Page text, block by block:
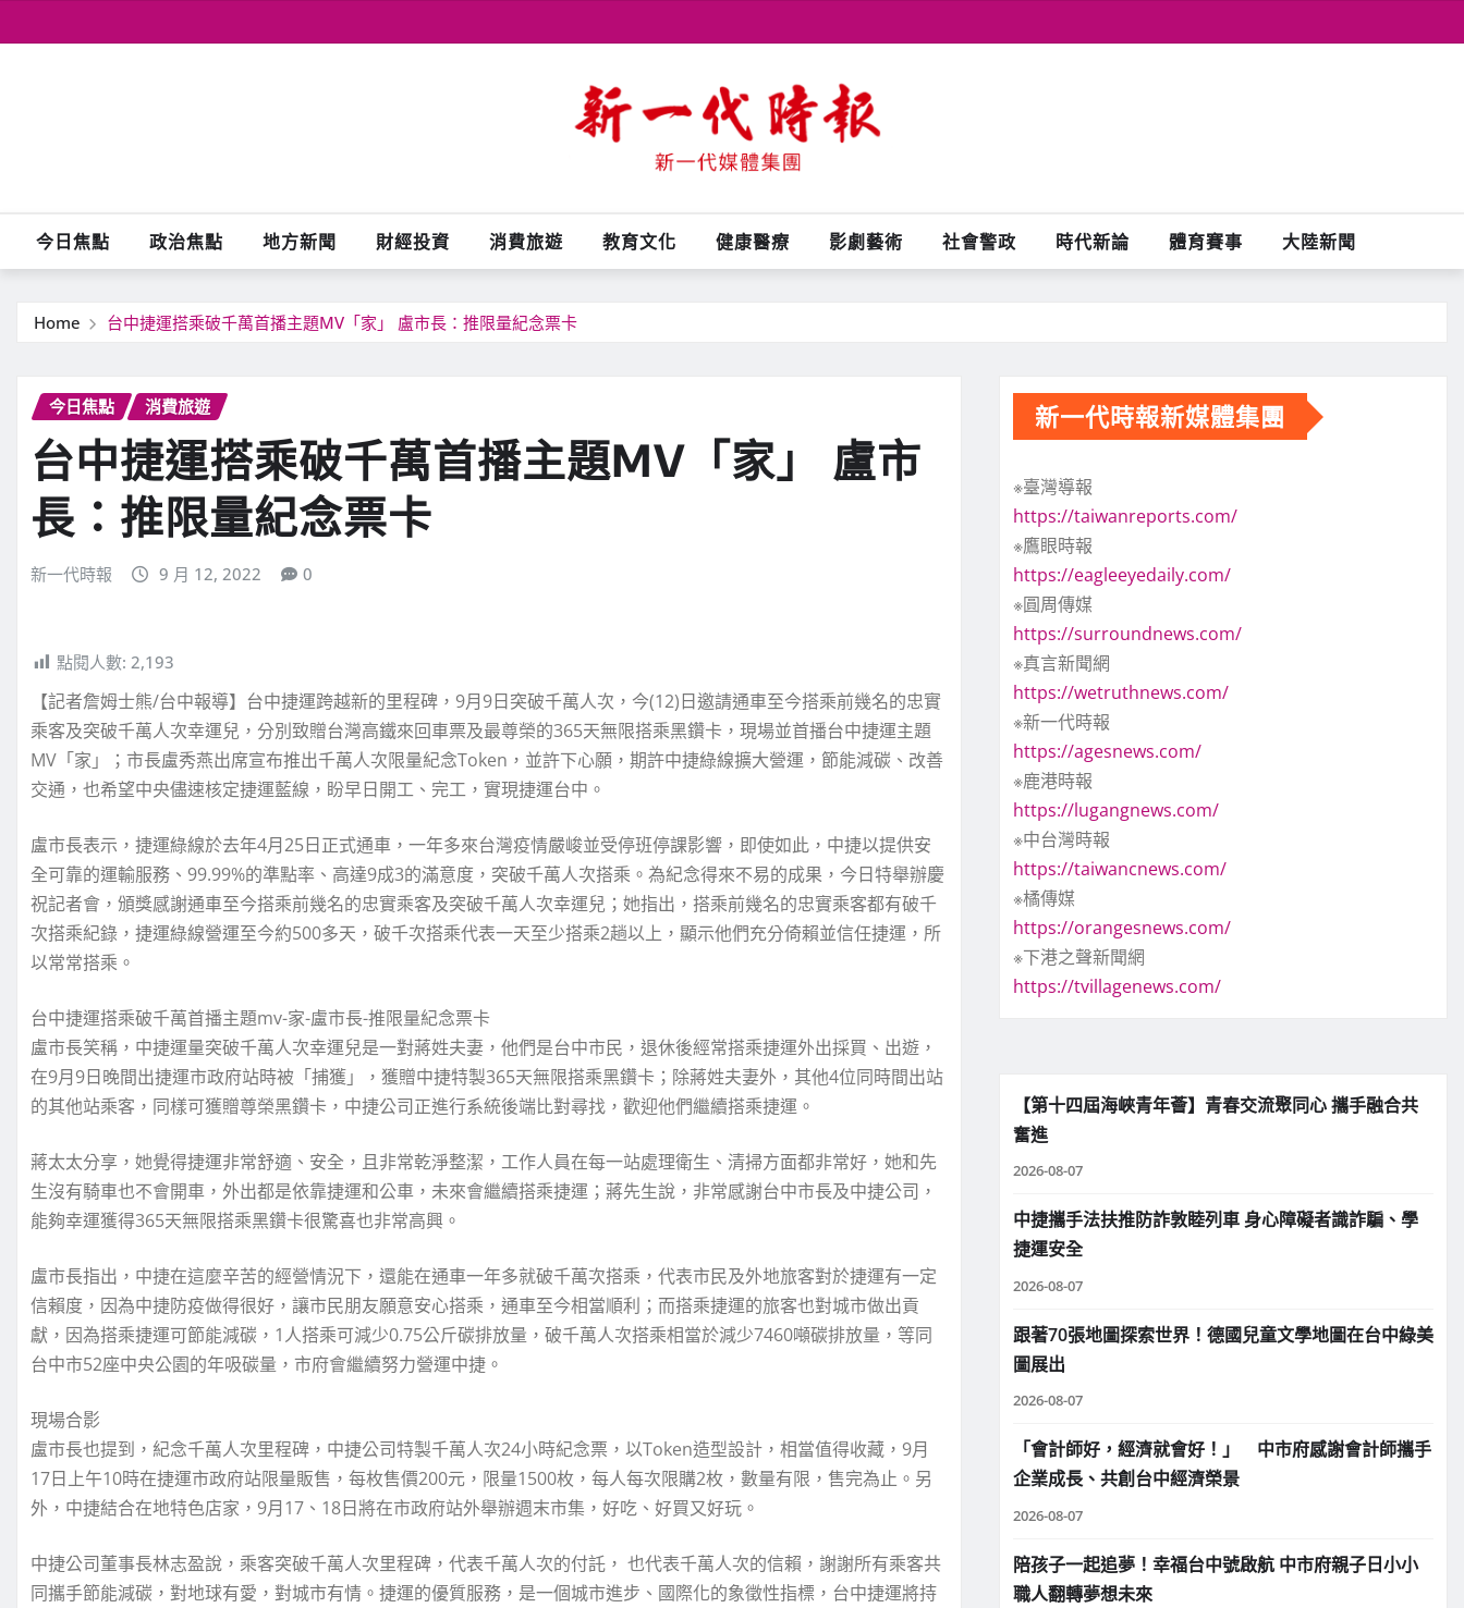
to
今日焦點 政治焦點 地方新聞 財經投資 消費旅遊 教育文化 健康醫療 影劇藝術 社會警政 時代新論 體育賽事 大陸新聞
Home 台中捷運搭乘破千萬首播主題MV「家」 盧市長：推限量紀念票卡
今日焦點 消費旅遊
台中捷運搭乘破千萬首播主題MV「家」 盧市
長：推限量紀念票卡
新一代時報 9 月 12, 2022 0
點閱人數: 2,193
【記者詹姆士熊/台中報導】台中捷運跨越新的里程碑，9月9日突破千萬人次，今(12)日邀請通車至今搭乘前幾名的忠實
乘客及突破千萬人次幸運兒，分別致贈台灣高鐵來回車票及最尊榮的365天無限搭乘黑鑽卡，現場並首播台中捷運主題
MV「家」；市長盧秀燕出席宣布推出千萬人次限量紀念Token，並許下心願，期許中捷綠線擴大營運，節能減碳、改善
交通，也希望中央儘速核定捷運藍線，盼早日開工、完工，實現捷運台中。
盧市長表示，捷運綠線於去年4月25日正式通車，一年多來台灣疫情嚴峻並受停班停課影響，即使如此，中捷以提供安
全可靠的運輸服務、99.99%的準點率、高達9成3的滿意度，突破千萬人次搭乘。為紀念得來不易的成果，今日特舉辦慶
祝記者會，頒獎感謝通車至今搭乘前幾名的忠實乘客及突破千萬人次幸運兒；她指出，搭乘前幾名的忠實乘客都有破千
次搭乘紀錄，捷運綠線營運至今約500多天，破千次搭乘代表一天至少搭乘2趟以上，顯示他們充分倚賴並信任捷運，所
以常常搭乘。
台中捷運搭乘破千萬首播主題mv-家-盧市長-推限量紀念票卡
盧市長笑稱，中捷運量突破千萬人次幸運兒是一對蔣姓夫妻，他們是台中市民，退休後經常搭乘捷運外出採買、出遊，
在9月9日晚間出捷運市政府站時被「捕獲」，獲贈中捷特製365天無限搭乘黑鑽卡；除蔣姓夫妻外，其他4位同時間出站
的其他站乘客，同樣可獲贈尊榮黑鑽卡，中捷公司正進行系統後端比對尋找，歡迎他們繼續搭乘捷運。
蔣太太分享，她覺得捷運非常舒適、安全，且非常乾淨整潔，工作人員在每一站處理衛生、清掃方面都非常好，她和先
生沒有騎車也不會開車，外出都是依靠捷運和公車，未來會繼續搭乘捷運；蔣先生說，非常感謝台中市長及中捷公司，
能夠幸運獲得365天無限搭乘黑鑽卡很驚喜也非常高興。
盧市長指出，中捷在這麼辛苦的經營情況下，還能在通車一年多就破千萬次搭乘，代表市民及外地旅客對於捷運有一定
信賴度，因為中捷防疫做得很好，讓市民朋友願意安心搭乘，通車至今相當順利；而搭乘捷運的旅客也對城市做出貢
獻，因為搭乘捷運可節能減碳，1人搭乘可減少0.75公斤碳排放量，破千萬人次搭乘相當於減少7460噸碳排放量，等同
台中市52座中央公園的年吸碳量，市府會繼續努力營運中捷。
現場合影
盧市長也提到，紀念千萬人次里程碑，中捷公司特製千萬人次24小時紀念票，以Token造型設計，相當值得收藏，9月
17日上午10時在捷運市政府站限量販售，每枚售價200元，限量1500枚，每人每次限購2枚，數量有限，售完為止。另
外，中捷結合在地特色店家，9月17、18日將在市政府站外舉辦週末市集，好吃、好買又好玩。
中捷公司董事長林志盈說，乘客突破千萬人次里程碑，代表千萬人次的付託， 也代表千萬人次的信賴，謝謝所有乘客共
同攜手節能減碳，對地球有愛，對城市有情。捷運的優質服務，是一個城市進步、國際化的象徵性指標，台中捷運將持
新一代時報新媒體集團
※臺灣導報
https://taiwanreports.com/
※鷹眼時報
https://eagleeyedaily.com/
※圓周傳媒
https://surroundnews.com/
※真言新聞網
https://wetruthnews.com/
※新一代時報
https://agesnews.com/
※鹿港時報
https://lugangnews.com/
※中台灣時報
https://taiwancnews.com/
※橘傳媒
https://orangesnews.com/
※下港之聲新聞網
https://tvillagenews.com/
【第十四屆海峽青年薈】青春交流聚同心 攜手融合共
奮進
2026-08-07
中捷攜手法扶推防詐敦睦列車 身心障礙者識詐騙、學
捷運安全
2026-08-07
跟著70張地圖探索世界！德國兒童文學地圖在台中綠美
圖展出
2026-08-07
「會計師好，經濟就會好！」 中市府感謝會計師攜手
企業成長、共創台中經濟榮景
2026-08-07
陪孩子一起追夢！幸福台中號啟航 中市府親子日小小
職人翻轉夢想未來